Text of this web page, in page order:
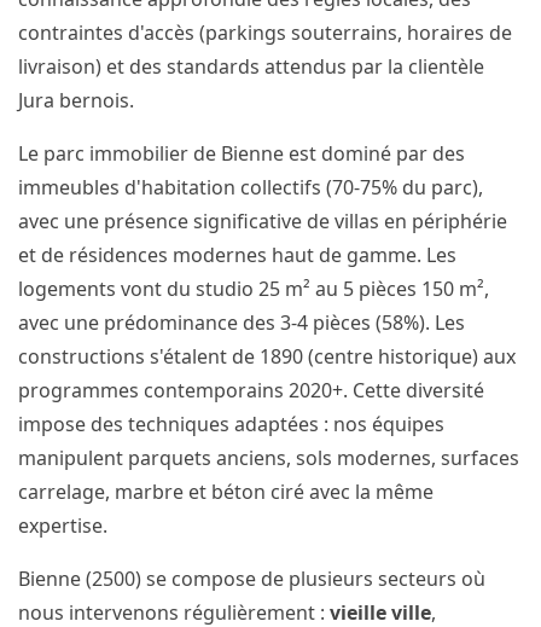
contraintes d'accès (parkings souterrains, horaires de
livraison) et des standards attendus par la clientèle
Jura bernois.
Le parc immobilier de Bienne est dominé par des
immeubles d'habitation collectifs (70-75% du parc),
avec une présence significative de villas en périphérie
et de résidences modernes haut de gamme. Les
logements vont du studio 25 m² au 5 pièces 150 m²,
avec une prédominance des 3-4 pièces (58%). Les
constructions s'étalent de 1890 (centre historique) aux
programmes contemporains 2020+. Cette diversité
impose des techniques adaptées : nos équipes
manipulent parquets anciens, sols modernes, surfaces
carrelage, marbre et béton ciré avec la même
expertise.
Bienne (2500) se compose de plusieurs secteurs où
nous intervenons régulièrement : vieille ville,